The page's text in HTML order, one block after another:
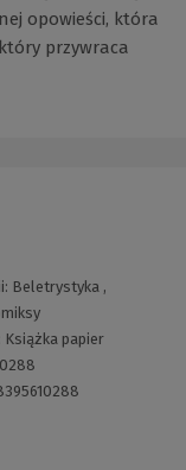
opowieści, która
przywraca
Beletrystyka,
Książka papier